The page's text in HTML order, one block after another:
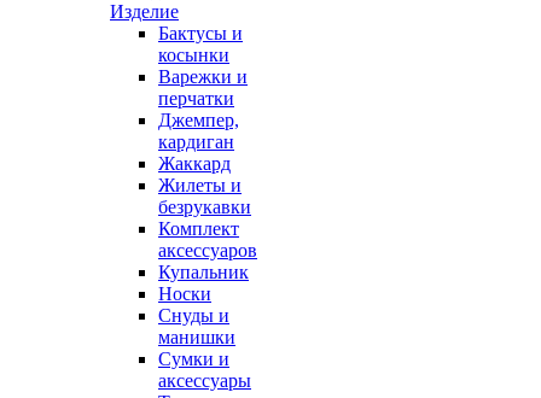
Изделие
Бактусы и
косынки
Варежки и
перчатки
Джемпер,
кардиган
Жаккард
Жилеты и
безрукавки
Комплект
аксессуаров
Купальник
Носки
Снуды и
манишки
Сумки и
аксессуары